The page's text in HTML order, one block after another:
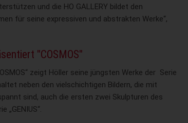
und die HO GALLERY bildet den
für seine expressiven und abstrakten Werke“,
"COSMOS"
zeigt Höller seine jüngsten Werke der Serie
neben den vielschichtigen Bildern, die mit
sind, auch die ersten zwei Skulpturen des
„GENIUS“.